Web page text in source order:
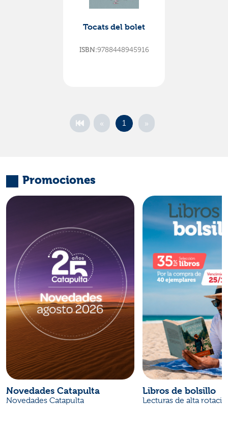
Tocats del bolet
ISBN:9788448945916
« 1 »
Promociones
Novedades Catapulta
Novedades Catapulta
Libros de bolsillo
Lecturas de alta